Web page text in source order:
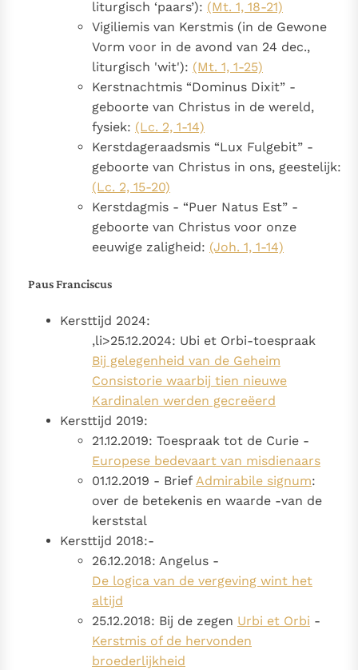
Paus Leo XIV in Pavia: "De stad is zowel een gave als
Paus in Pavia: St. Augustinus toont ons de noodzaak om
"naar het innerlijk" toe te keren.
RK Documenten stelt heel veel belangrijke
kerkelijke documenten van de Rooms
Katholieke Kerk in het Nederlands beschikbaar
en is volledig afhankelijk van donaties.
Ik help mee!
liturgisch ‘paars’): (Mt. 1, 18-21)
Vigiliemis van Kerstmis (in de Gewone
Vorm voor in de avond van 24 dec.,
liturgisch 'wit'): (Mt. 1, 1-25)
Kerstnachtmis “Dominus Dixit” -
geboorte van Christus in de wereld,
fysiek: (Lc. 2, 1-14)
Kerstdageraadsmis “Lux Fulgebit” -
geboorte van Christus in ons, geestelijk:
(Lc. 2, 15-20)
Kerstdagmis - “Puer Natus Est” -
geboorte van Christus voor onze
eeuwige zaligheid: (Joh. 1, 1-14)
Paus Franciscus
Kersttijd 2024:
,li>25.12.2024: Ubi et Orbi-toespraak
Bij gelegenheid van de Geheim
Consistorie waarbij tien nieuwe
Kardinalen werden gecreëerd
Kersttijd 2019:
21.12.2019: Toespraak tot de Curie -
Europese bedevaart van misdienaars
01.12.2019 - Brief Admirabile signum:
over de betekenis en waarde -van de
kerststal
Kersttijd 2018:-
26.12.2018: Angelus -
De logica van de vergeving wint het
altijd
25.12.2018: Bij de zegen Urbi et Orbi -
Kerstmis of de hervonden
broederlijkheid